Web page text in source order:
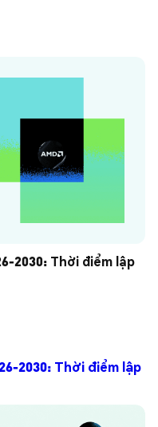
2030: Thời điểm lập
2030: Thời điểm lập